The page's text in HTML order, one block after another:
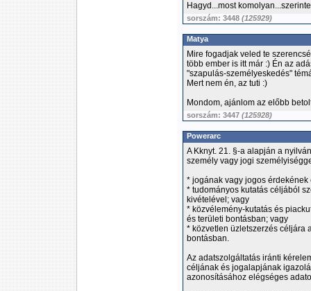
Hagyd...most
sorszám: 3448 (125929)
Matya
Mire fogadjak veled te
több ember is itt már :) Én az
"szapulás-személyeskedés"
Mert nem én, az tuti :)
Mondom, ajánlom az előbb
sorszám: 3447 (125928)
Powerarc
A Kknyt. 21. §-a alapján a
személy vagy jogi
* jogának vagy jogos
* tudományos kutatás céljából
kivételével; vagy
* közvélemény-kutatás és
és területi bontásban; vagy
* közvetlen üzletszerzés céljára
bontásban.
Az adatszolgáltatás iránti
céljának és jogalapjának
azonosításához elégséges